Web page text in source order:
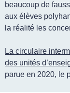
beaucoup de
aux élèves
la réalité les
La circulaire
des unités
parue en 2020, le